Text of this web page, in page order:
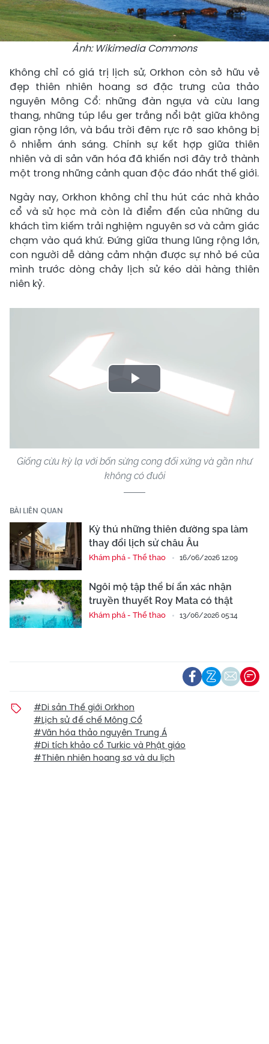
Ảnh: Wikimedia Commons
Không chỉ có giá trị lịch sử, Orkhon còn sở hữu vẻ
đẹp thiên nhiên hoang sơ đặc trưng của thảo
nguyên Mông Cổ: những đàn ngựa và cừu lang
thang, những túp lều ger trắng nổi bật giữa không
gian rộng lớn, và bầu trời đêm rực rỡ sao không bị
ô nhiễm ánh sáng. Chính sự kết hợp giữa thiên
nhiên và di sản văn hóa đã khiến nơi đây trở thành
một trong những cảnh quan độc đáo nhất thế giới.
Ngày nay, Orkhon không chỉ thu hút các nhà khảo
cổ và sử học mà còn là điểm đến của những du
khách tìm kiếm trải nghiệm nguyên sơ và cảm giác
chạm vào quá khứ. Đứng giữa thung lũng rộng lớn,
con người dễ dàng cảm nhận được sự nhỏ bé của
mình trước dòng chảy lịch sử kéo dài hàng thiên
niên kỷ.
Play
Giống cừu kỳ lạ với bốn sừng cong đối xứng và gần như
không có đuôi
BÀI LIÊN QUAN
Kỳ thú những thiên đường spa làm
thay đổi lịch sử châu Âu
Khám phá - Thể thao 16/06/2026 12:09
Ngôi mộ tập thể bí ẩn xác nhận
truyền thuyết Roy Mata có thật
Khám phá - Thể thao 13/06/2026 05:14
#Di sản Thế giới Orkhon
#Lịch sử đế chế Mông Cổ
#Văn hóa thảo nguyên Trung Á
#Di tích khảo cổ Turkic và Phật giáo
#Thiên nhiên hoang sơ và du lịch